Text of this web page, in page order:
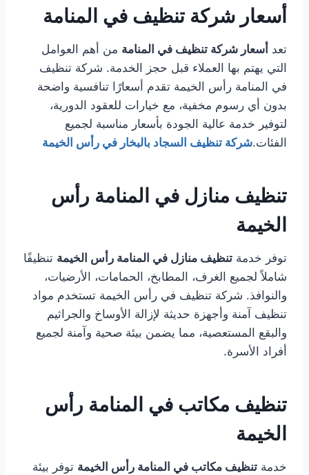
أسعار شركة تنظيف في المنامة
تعد أسعار شركة تنظيف في المنامة من أهم العوامل
التي يهتم بها العملاء قبل حجز الخدمة. شركة تنظيف
في المنامة رأس الخيمة تقدم أسعارًا تنافسية واضحة
بدون أي رسوم مخفية، مع خيارات للعقود الدورية،
لتوفير خدمة عالية الجودة بأسعار مناسبة لجميع
الفئات.شركة تنظيف السجاد بالبخار في رأس الخيمة
تنظيف منازل في المنامة رأس
الخيمة
توفر خدمة تنظيف منازل في المنامة رأس الخيمة تنظيفًا
شاملاً لجميع الغرف، المطابخ، الحمامات، الأرضيات،
والنوافذ. شركة تنظيف في رأس الخيمة تستخدم مواد
تنظيف آمنة وأجهزة حديثة لإزالة الأوساخ والجراثيم
والبقع المستعصية، مما يضمن بيئة صحية وآمنة لجميع
أفراد الأسرة.
تنظيف مكاتب في المنامة رأس
الخيمة
خدمة تنظيف مكاتب في المنامة رأس الخيمة توفر بيئة